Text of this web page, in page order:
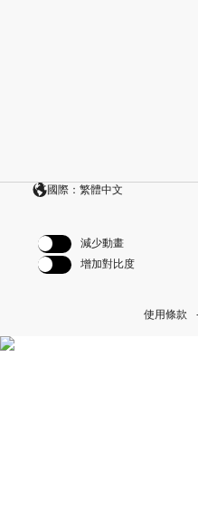
國際：繁體中文
減少動畫
增加對比度
使用條款